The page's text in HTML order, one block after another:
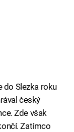
do Slezka roku
český
Zde však
Zatímco